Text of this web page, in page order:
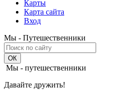
Карты
Карта сайта
Вход
Мы - Путешественники
Мы - путешественники
Давайте дружить!